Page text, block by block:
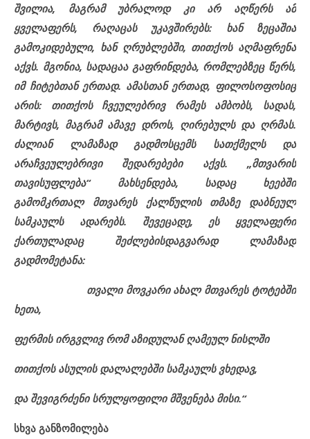
შვილია, მაგრამ უბრალოდ კი არ აღწერს ამ
ყველაფერს, რაღაცას უკავშირებს: ხან ზეცაშია
გამოკიდებული, ხან ღრუბლებში, თითქოს აღმაფრენა
აქვს. მგონია, სადაცაა გაფრინდება, რომლებზეც წერს,
იმ ჩიტებთან ერთად. ამასთან ერთად, ფილოსოფოსიც
არის: თითქოს ჩვეულებრივ რამეს ამბობს, სადას,
მარტივს, მაგრამ ამავე დროს, ღირებულს და ღრმას.
ძალიან ლამაზად გადმოსცემს სათქმელს და
არაჩვეულებრივი შედარებები აქვს. „მთვარის
თავისუფლება“ მახსენდება, სადაც ხეებში
გამომკრთალ მთვარეს ქალწულის თმაზე დაბნეულ
სამკაულს ადარებს. შევეცადე, ეს ყველაფერი
ქართულადაც შეძლებისდაგვარად ლამაზად
გადმომეტანა:
თვალი მოვკარი ახალ მთვარეს ტოტებში
ხეთა,
ფერმის ირგვლივ რომ აზიდულან ღამეულ ნისლში
თითქოს ასულის დალალებში სამკაულს ვხედავ,
და შევიგრძენი სრულყოფილი მშვენება მისი.“
სხვა განზომილება